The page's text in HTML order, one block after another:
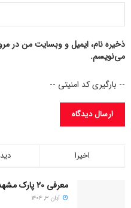
ذخیره نام، ایمیل و وبسایت من در
می‌نویسم.
-- بارگیری کد امنیتی --
اخیرا
معرفی ۲۰ پارک مشهد برای زدن چادر و اسکان مسافر
آبان ۳, ۱۴۰۴